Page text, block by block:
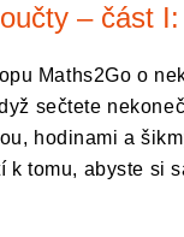
– část
Maths2Go o
sečtete
hodinami a
k tomu, abyste si